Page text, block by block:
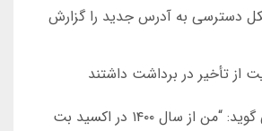
دسترسی به آدرس جدید را گزارش
یک کاربر قدیمی می گوید: “من از سال ۱۴۰۰ در اکسید بت